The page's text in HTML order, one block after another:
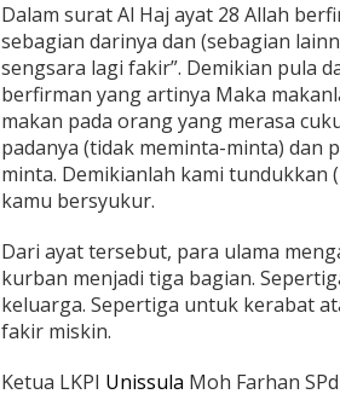
Dalam surat Al Haj ayat 28 Allah
sebagian darinya dan (sebagian
sengsara lagi fakir”. Demikian pula
berfirman yang artinya Maka
makan pada orang yang merasa
padanya (tidak meminta-minta) dan
minta. Demikianlah kami
kamu bersyukur.
Dari ayat tersebut, para ulama
kurban menjadi tiga bagian.
keluarga. Sepertiga untuk kerabat
fakir miskin.
Ketua LKPI Unissula Moh Farhan